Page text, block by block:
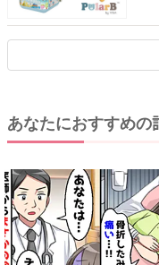
あなたにおすすめの